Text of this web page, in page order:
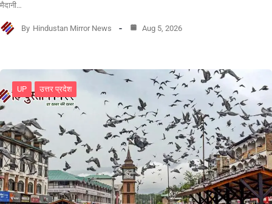
मैदानी…
By Hindustan Mirror News Aug 5, 2026
UP उत्तर प्रदेश